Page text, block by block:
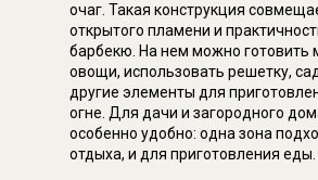
очаг. Такая конструкция
открытого пламени и
барбекю. На нем можно готовить
овощи, использовать решетку,
другие элементы для
огне. Для дачи и загородного
особенно удобно: одна зона
отдыха, и для приготовления еды.